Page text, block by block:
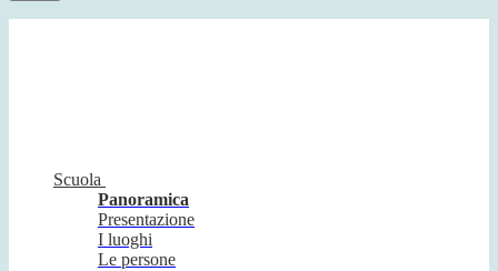
Scuola
Panoramica
Presentazione
I luoghi
Le persone